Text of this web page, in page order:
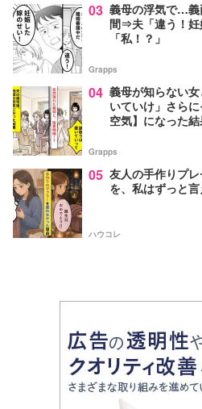
03 義母の浮気で…義
間⇒夫「違う！妊
「私！？」
Grapps
04 義母が知らない
いていけ」さら
空気】になった
Grapps
05 友人の手作りプ
を、私はずっと
ハウコレ